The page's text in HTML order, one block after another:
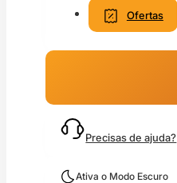
Ofertas
Precisas de ajuda?
Ativa o Modo Escuro